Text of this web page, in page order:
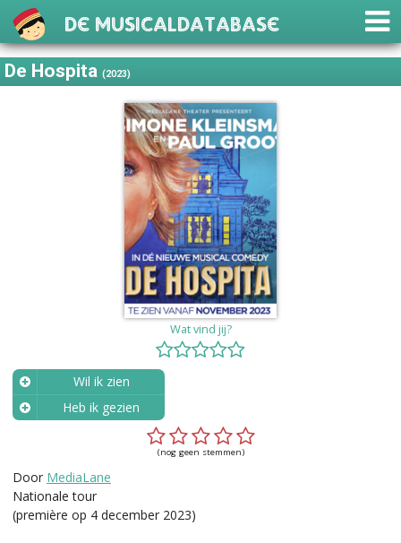
De Musicaldatabase
De Hospita(2023)
Wat vind jij?
Wil ik zien
Heb ik gezien
(nog geen stemmen)
Door MediaLane
Nationale tour
(première op 4 december 2023)